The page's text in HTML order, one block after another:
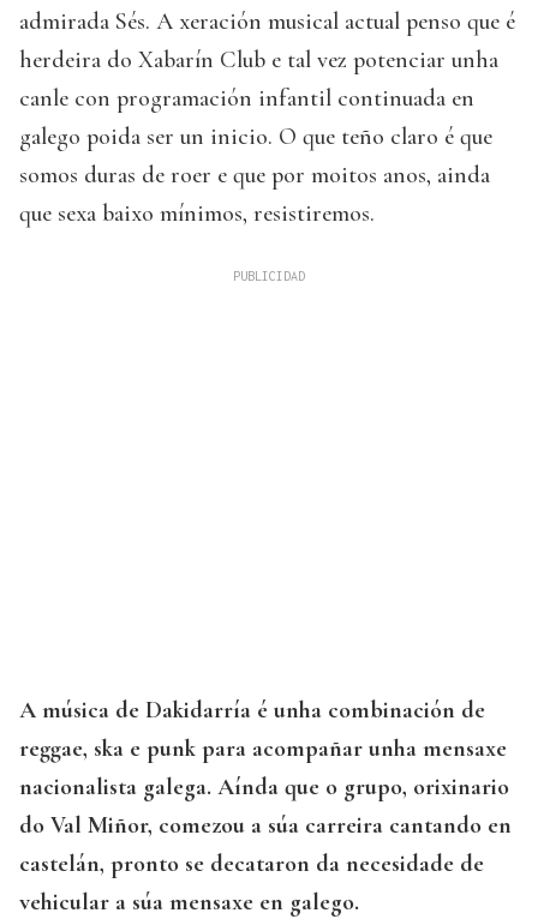
admirada Sés. A xeración musical actual penso que é
herdeira do Xabarín Club e tal vez potenciar unha
canle con programación infantil continuada en
galego poida ser un inicio. O que teño claro é que
somos duras de roer e que por moitos anos, ainda
que sexa baixo mínimos, resistiremos.
A música de Dakidarría é unha combinación de
reggae, ska e punk para acompañar unha mensaxe
nacionalista galega. Aínda que o grupo, orixinario
do Val Miñor, comezou a súa carreira cantando en
castelán, pronto se decataron da necesidade de
vehicular a súa mensaxe en galego.